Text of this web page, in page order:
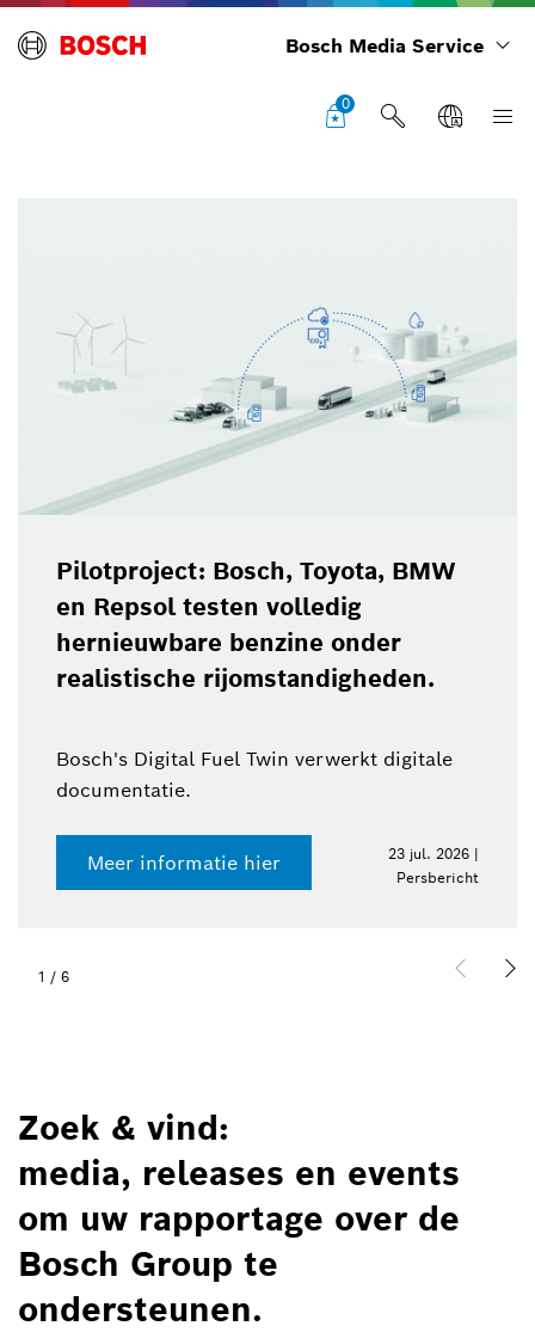
Bosch Media Service
0
Pilotproject: Bosch, Toyota, BMW
en Repsol testen volledig
hernieuwbare benzine onder
realistische rijomstandigheden.
Bosch's Digital Fuel Twin verwerkt digitale
documentatie.
Meer informatie hier
23 jul. 2026 |
Persbericht
1 / 6
Zoek & vind:
media, releases en events
om uw rapportage over de
Bosch Group te
ondersteunen.